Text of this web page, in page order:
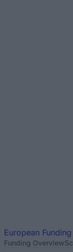
European
Funding Overview